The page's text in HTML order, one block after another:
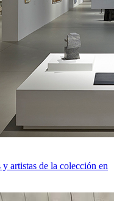
artistas de la colección en